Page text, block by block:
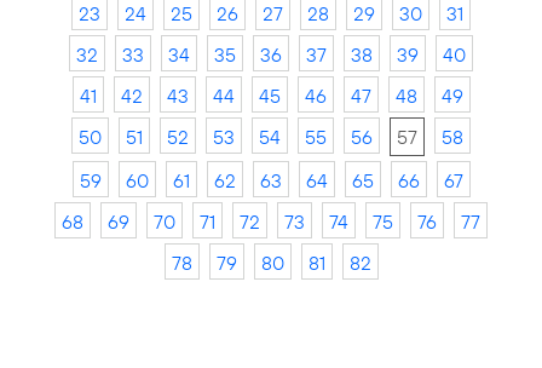
23
24 25 26 27 28 29 30
31
32
33 34 35 36 37 38 39
40
41
42 43 44 45 46 47 48
49
50
51 52 53 54 55 56 57
58
59
60 61 62 63 64 65 66
67
68
69 70 71 72 73 74 75 76
77
78
79 80 81 82